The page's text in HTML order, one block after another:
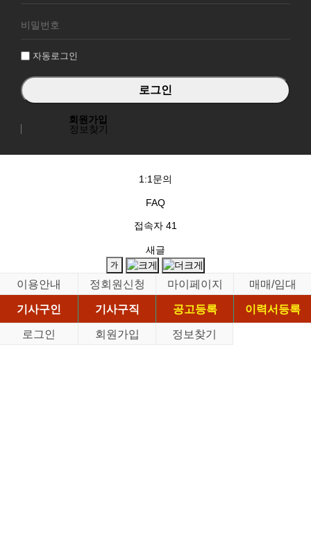
그
자동로그인
회원가입
정보찾기
1:1문의
FAQ
접속자 41
새글
이용안내 정회원신청 마이페이지
매매/임대
기사구인
기사구직 공고등록
이력서등록
로그인
회원가입 정보찾기